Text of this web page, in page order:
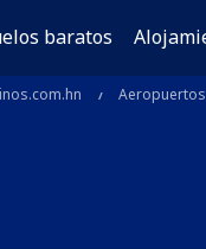
baratos
Aeropuertos